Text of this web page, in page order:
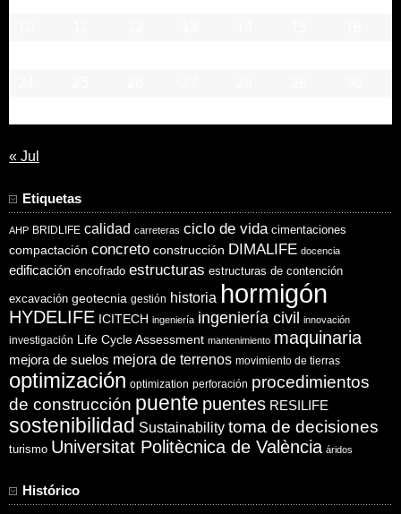
« Jul
Etiquetas
AHP BRIDLIFE calidad carreteras ciclo de vida cimentaciones
compactación concreto construcción DIMALIFE docencia
edificación encofrado estructuras estructuras de contención
excavación geotecnia gestión historia hormigón
HYDELIFE ICITECH ingeniería ingeniería civil innovación
investigación Life Cycle Assessment mantenimiento maquinaria
mejora de suelos mejora de terrenos movimiento de tierras
optimización optimization perforación procedimientos
de construcción puente puentes RESILIFE
sostenibilidad Sustainability toma de decisiones
turismo Universitat Politècnica de València áridos
Histórico